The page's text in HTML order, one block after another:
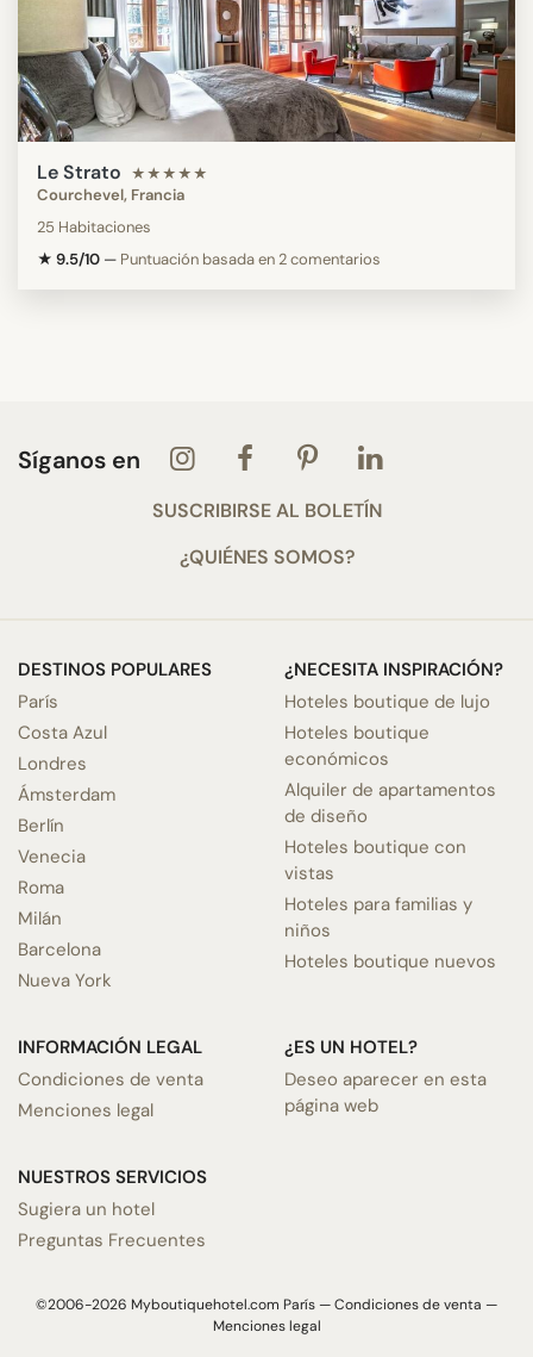
Le Strato ★★★★★
Courchevel, Francia
25 Habitaciones
★ 9.5/10 — Puntuación basada en 2 comentarios
Síganos en
SUSCRIBIRSE AL BOLETÍN
¿QUIÉNES SOMOS?
DESTINOS POPULARES
París
Costa Azul
Londres
Ámsterdam
Berlín
Venecia
Roma
Milán
Barcelona
Nueva York
¿NECESITA INSPIRACIÓN?
Hoteles boutique de lujo
Hoteles boutique
económicos
Alquiler de apartamentos
de diseño
Hoteles boutique con
vistas
Hoteles para familias y
niños
Hoteles boutique nuevos
INFORMACIÓN LEGAL
Condiciones de venta
Menciones legal
NUESTROS SERVICIOS
Sugiera un hotel
Preguntas Frecuentes
¿ES UN HOTEL?
Deseo aparecer en esta
página web
©2006-2026 Myboutiquehotel.com París —Condiciones de venta —
Menciones legal